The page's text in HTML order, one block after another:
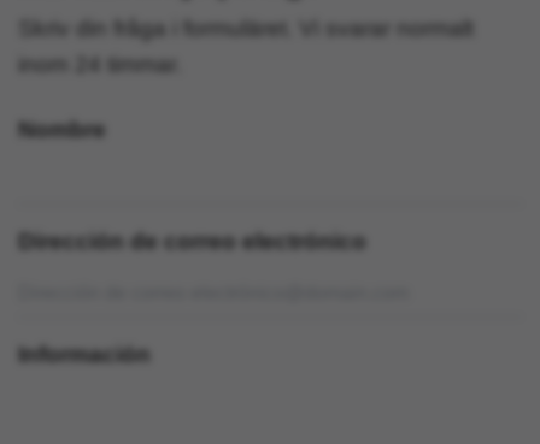
Skriv din fråga i formuläret. Vi svarar normalt
inom 24 timmar.
Nombre
Dirección de correo electrónico
Información